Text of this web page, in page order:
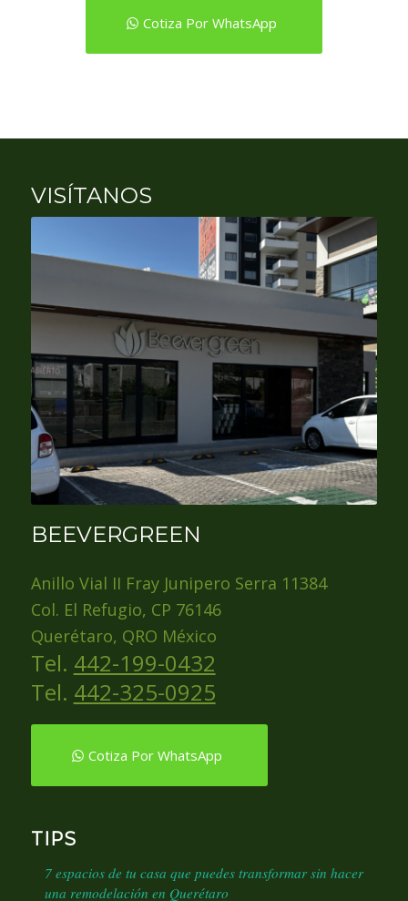
Cotiza Por WhatsApp
VISÍTANOS
BEEVERGREEN
Anillo Vial II Fray Junipero Serra 11384
Col. El Refugio, CP 76146
Querétaro, QRO México
Tel. 442-199-0432
Tel. 442-325-0925
Cotiza Por WhatsApp
TIPS
7 espacios de tu casa que puedes transformar sin hacer
una remodelación en Querétaro